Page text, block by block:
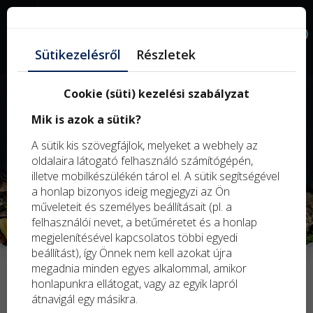
Facebook
Fagyasztott tengeri és édesvízi halak,
MEGRENDELÉS LEADÁSA
Sütikezelésről Részletek
Cookie (süti) kezelési szabályzat
Mik is azok a sütik?
A sütik kis szövegfájlok, melyeket a webhely az
oldalaira látogató felhasználó számítógépén,
illetve mobilkészülékén tárol el. A sütik segítségével
a honlap bizonyos ideig megjegyzi az Ön
műveleteit és személyes beállításait (pl. a
felhasználói nevet, a betűméretet és a honlap
megjelenítésével kapcsolatos többi egyedi
beállítást), így Önnek nem kell azokat újra
megadnia minden egyes alkalommal, amikor
honlapunkra ellátogat, vagy az egyik lapról
átnavigál egy másikra.